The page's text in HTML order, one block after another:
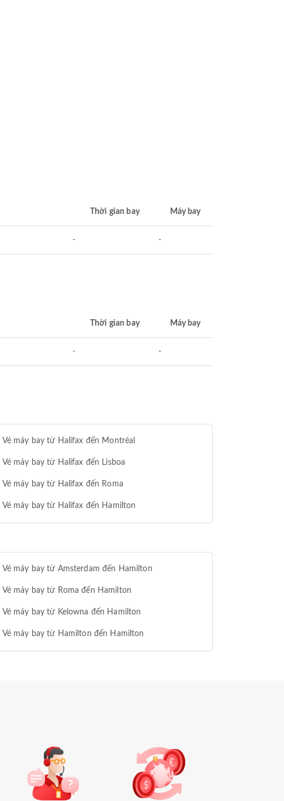
Thời gian bay Máy bay
- -
Thời gian bay Máy bay
- -
Vé máy bay từ Halifax đến Montréal
Vé máy bay từ Halifax đến Lisboa
Vé máy bay từ Halifax đến Roma
Vé máy bay từ Halifax đến Hamilton
Vé máy bay từ Amsterdam đến Hamilton
Vé máy bay từ Roma đến Hamilton
Vé máy bay từ Kelowna đến Hamilton
Vé máy bay từ Hamilton đến Hamilton